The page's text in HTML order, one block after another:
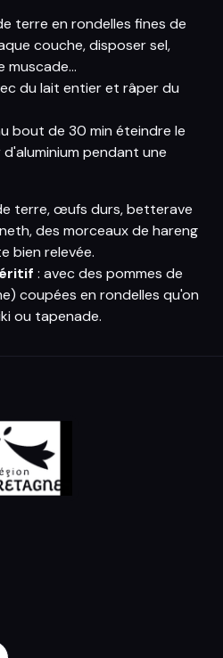
terre en rondelles fines de
couche, disposer sel,
muscade...
du lait entier et râper du
bout de 30 min éteindre le
pendant une
terre, œufs durs, betterave
des morceaux de hareng
bien relevée.
: avec des pommes de
coupées en rondelles qu'on
ou tapenade.